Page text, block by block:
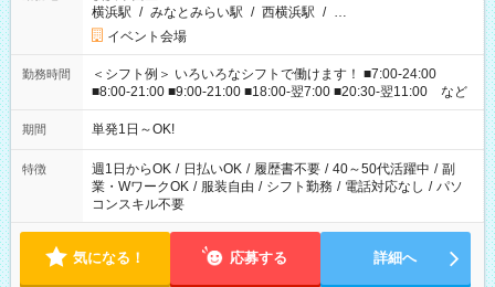
横浜駅 / みなとみらい駅 / 西横浜駅 / …
イベント会場
勤務時間
＜シフト例＞ いろいろなシフトで働けます！ ■7:00-24:00
■8:00-21:00 ■9:00-21:00 ■18:00-翌7:00 ■20:30-翌11:00 など
期間 単発1日～OK!
特徴 週1日からOK / 日払いOK / 履歴書不要 / 40～50代活躍中 / 副
業・WワークOK / 服装自由 / シフト勤務 / 電話対応なし / パソ
コンスキル不要
気になる！ 応募する 詳細へ